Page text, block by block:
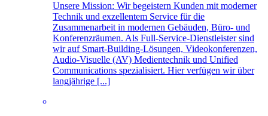
Unsere Mission: Wir begeistern Kunden mit moderner
Technik und exzellentem Service für die
Zusammenarbeit in modernen Gebäuden, Büro- und
Konferenzräumen. Als Full-Service-Dienstleister sind
wir auf Smart-Building-Lösungen, Videokonferenzen,
Audio-Visuelle (AV) Medientechnik und Unified
Communications spezialisiert. Hier verfügen wir über
langjährige [...]